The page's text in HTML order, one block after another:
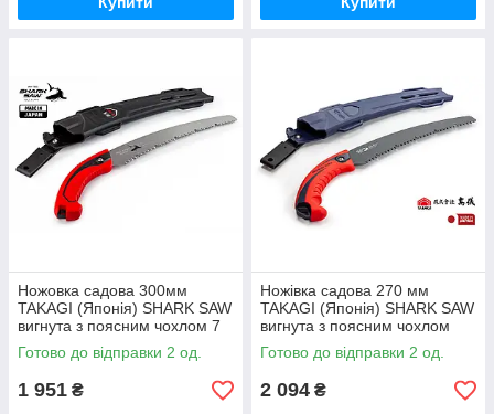
Ножовка садова 300мм
TAKAGI (Японія) SHARK SAW
вигнута з поясним чохлом 7
TPI
Готово до відправки 2 од.
1 951 ₴
Ножівка садова 270 мм
TAKAGI (Японія) SHARK SAW
вигнута з поясним чохлом
фторопластовим покриттям 7
TPI
Готово до відправки 2 од.
2 094 ₴